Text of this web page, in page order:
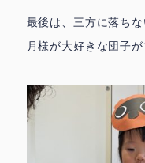
最後は、三方に落ち
月様が大好きな団子が